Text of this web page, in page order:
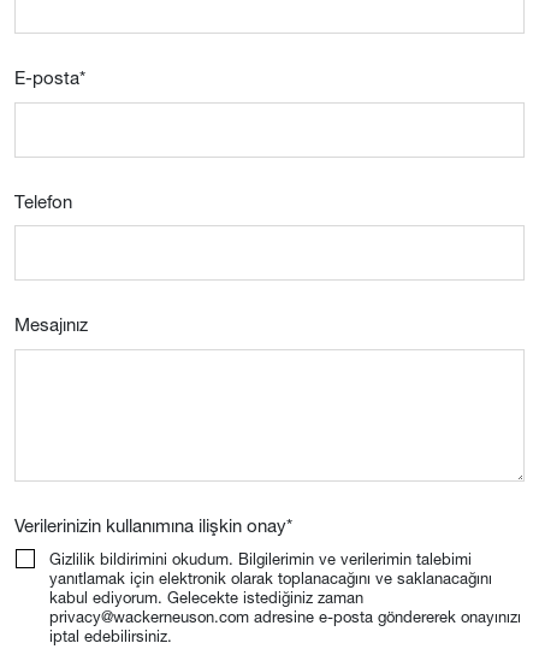
E-posta*
Telefon
Mesajınız
Verilerinizin kullanımına ilişkin onay*
Gizlilik bildirimini okudum. Bilgilerimin ve verilerimin talebimi
yanıtlamak için elektronik olarak toplanacağını ve saklanacağını
kabul ediyorum. Gelecekte istediğiniz zaman
privacy@wackerneuson.com adresine e-posta göndererek onayınızı
iptal edebilirsiniz.